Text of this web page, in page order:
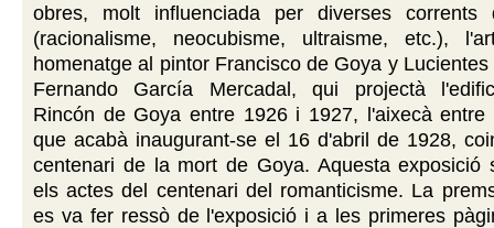
obres, molt influenciada per diverses corrents
(racionalisme, neocubisme, ultraisme, etc.),
homenatge al pintor Francisco de Goya y
Fernando García Mercadal, qui projectà
Rincón de Goya entre 1926 i 1927, l'aixecà
que acabà inaugurant-se el 16 d'abril de 1928,
centenari de la mort de Goya. Aquesta exposició
els actes del centenari del romanticisme. La
es va fer ressò de l'exposició i a les primeres